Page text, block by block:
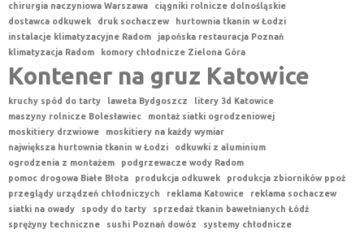
chirurgia naczyniowa Warszawa
ciągniki rolnicze dolnośląskie
dostawca odkuwek
druk sochaczew
hurtownia tkanin w Łodzi
instalacje klimatyzacyjne Radom
japońska restauracja Poznań
klimatyzacja Radom
komory chłodnicze Zielona Góra
Kontener na gruz Katowice
kruchy spód do tarty laweta Bydgoszcz
litery 3d Katowice
maszyny rolnicze Bolesławiec
montaż siatki ogrodzeniowej
moskitiery drzwiowe
moskitiery na każdy wymiar
największa hurtownia tkanin w Łodzi
odkuwki z aluminium
ogrodzenia z montażem
podgrzewacze wody Radom
pomoc drogowa Białe Błota
produkcja odkuwek
produkcja zbiorników ppoż
przeglądy urządzeń chłodniczych
reklama Katowice
reklama sochaczew
siatki na owady
spody do tarty
sprzedaż tkanin bawełnianych Łódź
sprężyny techniczne
sushi Poznań dowóz systemy chłodnicze